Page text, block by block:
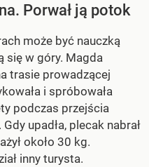
Porwał ją potok
może być nauczką
się w góry. Magda
trasie prowadzącej
i spróbowała
podczas przejścia
upadła, plecak nabrał
około 30 kg.
inny turysta.